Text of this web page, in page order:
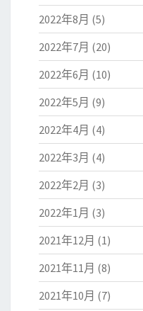
2022年8月 (5)
2022年7月 (20)
2022年6月 (10)
2022年5月 (9)
2022年4月 (4)
2022年3月 (4)
2022年2月 (3)
2022年1月 (3)
2021年12月 (1)
2021年11月 (8)
2021年10月 (7)